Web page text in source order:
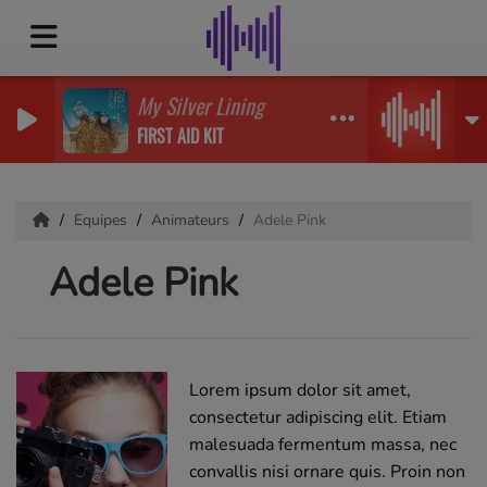
My Silver Lining
FIRST AID KIT
Equipes Animateurs Adele Pink
Adele Pink
Lorem ipsum dolor sit amet,
consectetur adipiscing elit. Etiam
malesuada fermentum massa, nec
convallis nisi ornare quis. Proin non